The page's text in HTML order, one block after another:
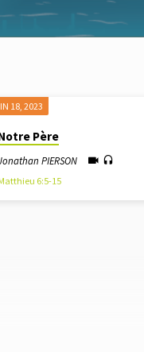
18, 2023
Père
PIERSON
6:5-15